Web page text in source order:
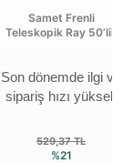
Samet Frenli
Teleskopik Ray 50’lik
Son dönemde ilgi ve
sipariş hızı yüksek
529,37 TL
%21